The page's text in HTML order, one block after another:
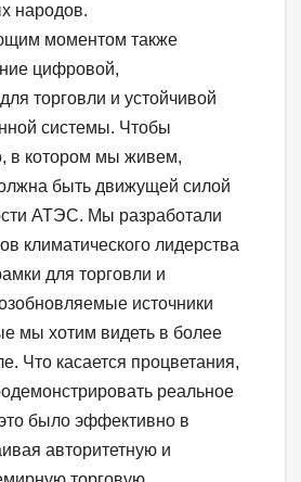
народов.
моментом также
цифровой,
торговли и устойчивой
системы. Чтобы
в котором мы живем,
быть движущей силой
АТЭС. Мы разработали
климатического лидерства
для торговли и
источники
мы хотим видеть в более
Что касается процветания,
реальное
было эффективно в
авторитетную и